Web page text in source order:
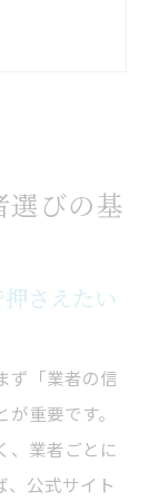
対応範囲
ニング業
高い業者
クリーニ
選びの基
さえたい
ず「業者の信
重要です。
、業者ごとに
、公式サイト